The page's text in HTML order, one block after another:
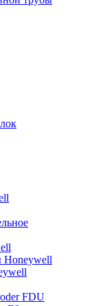
Honeywell
FDU